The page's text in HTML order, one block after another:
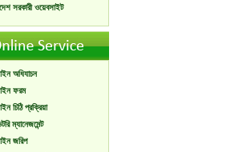
সরকারী ওয়েবসাইট
অধিযাচন
ফরম
চিঠি প্রক্রিয়া
ম্যানেজমেন্ট
জরিপ